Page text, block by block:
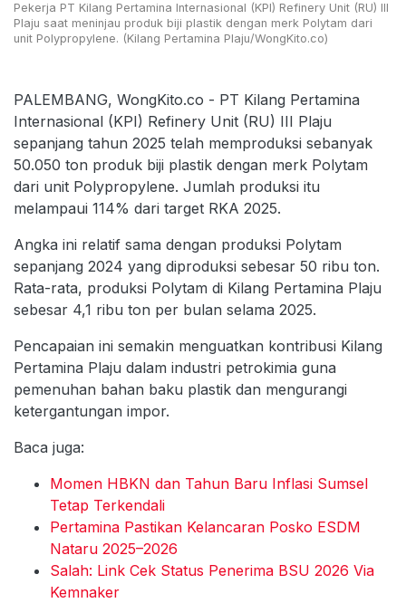
Pekerja PT Kilang Pertamina Internasional (KPI) Refinery Unit (RU) III
Plaju saat meninjau produk biji plastik dengan merk Polytam dari
unit Polypropylene. (Kilang Pertamina Plaju/WongKito.co)
PALEMBANG, WongKito.co - PT Kilang Pertamina
Internasional (KPI) Refinery Unit (RU) III Plaju
sepanjang tahun 2025 telah memproduksi sebanyak
50.050 ton produk biji plastik dengan merk Polytam
dari unit Polypropylene. Jumlah produksi itu
melampaui 114% dari target RKA 2025.
Angka ini relatif sama dengan produksi Polytam
sepanjang 2024 yang diproduksi sebesar 50 ribu ton.
Rata-rata, produksi Polytam di Kilang Pertamina Plaju
sebesar 4,1 ribu ton per bulan selama 2025.
Pencapaian ini semakin menguatkan kontribusi Kilang
Pertamina Plaju dalam industri petrokimia guna
pemenuhan bahan baku plastik dan mengurangi
ketergantungan impor.
Baca juga:
Momen HBKN dan Tahun Baru Inflasi Sumsel
Tetap Terkendali
Pertamina Pastikan Kelancaran Posko ESDM
Nataru 2025–2026
Salah: Link Cek Status Penerima BSU 2026 Via
Kemnaker